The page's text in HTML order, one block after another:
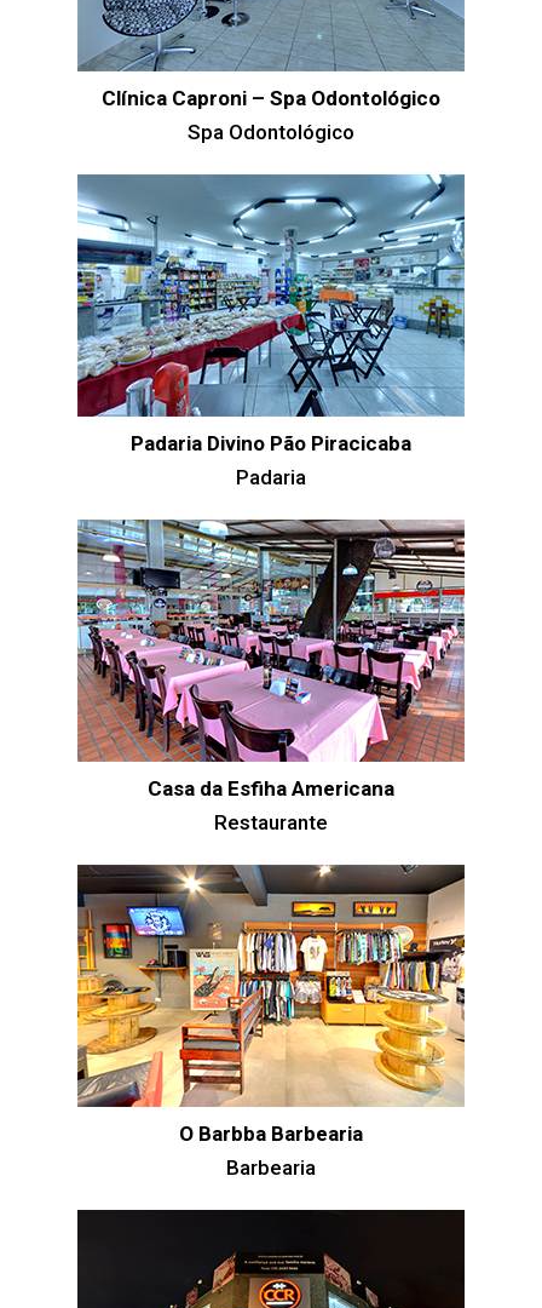
Clínica Caproni – Spa Odontológico
Spa Odontológico
Padaria Divino Pão Piracicaba
Padaria
Casa da Esfiha Americana
Restaurante
O Barbba Barbearia
Barbearia